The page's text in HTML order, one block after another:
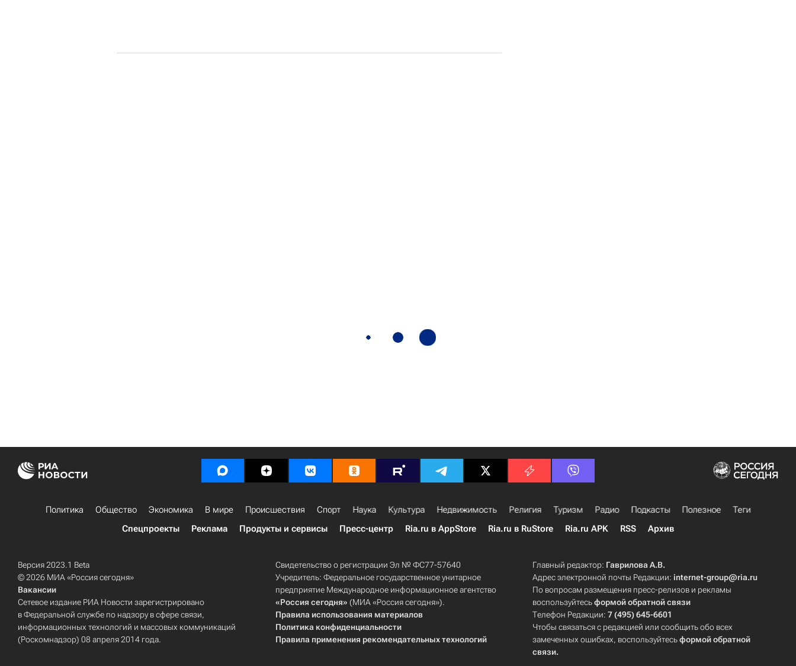
Политика Общество Экономика В мире Происшествия Спорт Наука Культура Недвижимость Религия Туризм Радио Подкасты Полезное
Теги
Спецпроекты
Реклама Продукты и сервисы Пресс-центр Ria.ru в AppStore Ria.ru в RuStore Ria.ru APK RSS Архив
Версия 2023.1 Beta
© 2026 МИА «Россия сегодня»
Вакансии
Сетевое издание РИА Новости зарегистрировано
в Федеральной службе по надзору в сфере связи,
информационных технологий и массовых коммуникаций
(Роскомнадзор) 08 апреля 2014 года.
Свидетельство о регистрации Эл № ФС77-57640
Учредитель: Федеральное государственное унитарное
предприятие Международное информационное агентство
«Россия сегодня» (МИА «Россия сегодня»).
Правила использования материалов
Политика конфиденциальности
Правила применения рекомендательных технологий
Главный редактор: Гаврилова А.В.
Адрес электронной почты Редакции:internet-group@ria.ru
По вопросам размещения пресс-релизов и рекламы
воспользуйтесьформой обратной связи
Телефон Редакции:7 (495) 645-6601
Чтобы связаться с редакцией или сообщить обо всех
замеченных ошибках, воспользуйтесьформой обратной
связи.